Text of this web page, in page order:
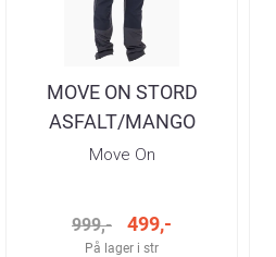
MOVE ON STORD
ASFALT/MANGO
TURBUKSE HERRE
Move On
999,- 499,-
På lager i str